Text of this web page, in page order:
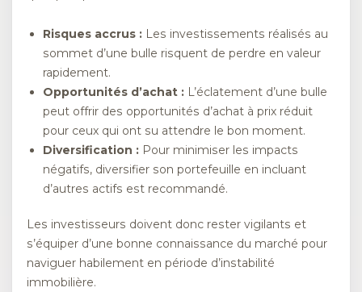
Risques accrus : Les investissements réalisés au
sommet d’une bulle risquent de perdre en valeur
rapidement.
Opportunités d’achat : L’éclatement d’une bulle
peut offrir des opportunités d’achat à prix réduit
pour ceux qui ont su attendre le bon moment.
Diversification : Pour minimiser les impacts
négatifs, diversifier son portefeuille en incluant
d’autres actifs est recommandé.
Les investisseurs doivent donc rester vigilants et
s’équiper d’une bonne connaissance du marché pour
naviguer habilement en période d’instabilité
immobilière.